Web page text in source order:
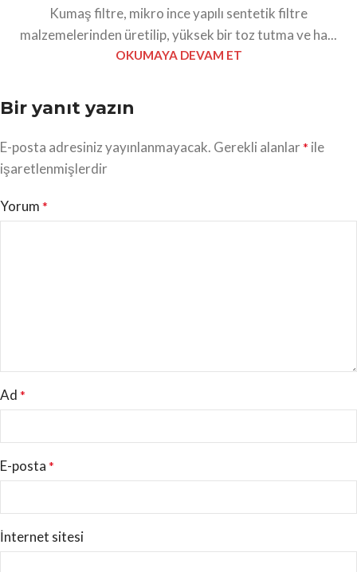
Kumaş filtre, mikro ince yapılı sentetik filtre
malzemelerinden üretilip, yüksek bir toz tutma ve ha...
OKUMAYA DEVAM ET
Bir yanıt yazın
E-posta adresiniz yayınlanmayacak. Gerekli alanlar* ile
işaretlenmişlerdir
Yorum *
Ad *
E-posta *
İnternet sitesi